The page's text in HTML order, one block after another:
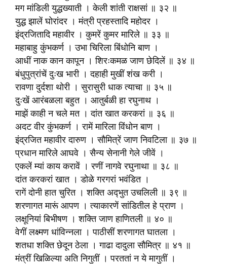
मग मांडिली युद्धख्याती । केली शांती राक्षसां ॥ ३२ ॥
युद्ध झालें घोरांदर । मंत्री प्रहस्तादि महोदर ।
इंद्रजितादि महावीर । कुमरें कुमर मारिले ॥ ३३ ॥
महाबाहु कुंभकर्ण । उभा चिरिला बिंधोनि बाण ।
आधीं नाक कान कापून । शिरःकमळ जाण छेदिलें ॥ ३४ ॥
बंधुपुत्रांचें दुःख भारी । दहाही मुखीं शंख करी ।
रावणा दुर्दशा थोरी । सुरासुरी धाक त्याचा ॥ ३५ ॥
दुःखें आरंबळला बहुत । आतुर्बळी हा रघुनाथ ।
माझें काही न चले मत । दांत खात करकरां ॥ ३६ ॥
अदट वीर कुंभकर्ण । रामें मारिला विंधोन बाण ।
इंद्रजित महावीर दारुण । सौ‍मित्रें जाण निवटिला ॥ ३७ ॥
प्रधान मारिले आघवे । सैन्य सेनानी गेले जीवें ।
एकलें म्यां काय करावें । रणीं नागवे रघुनाथा ॥ ३८ ॥
दांत करकरां खात । डोळे गरगरां भवंडित ।
रागें दोनी हात चुरित । शक्ति अद्‍भुत उचलिली ॥ ३९ ॥
शरणागत मारूं आपण । त्याकारणें सांडितील हे प्राण ।
लक्षूनियां बिभीषण । शक्ति जाण हाणितली ॥ ४० ॥
वेगीं लक्ष्मण धांविन्नला । पाठीसीं शरणागत घातला ।
शतधा शक्ति छेदून ठेला । गाढा दादुला सौ‍मित्र ॥ ४१ ॥
मंत्रीं खिळिल्या अति निगुतीं । परततां न ये मागुतीं ।